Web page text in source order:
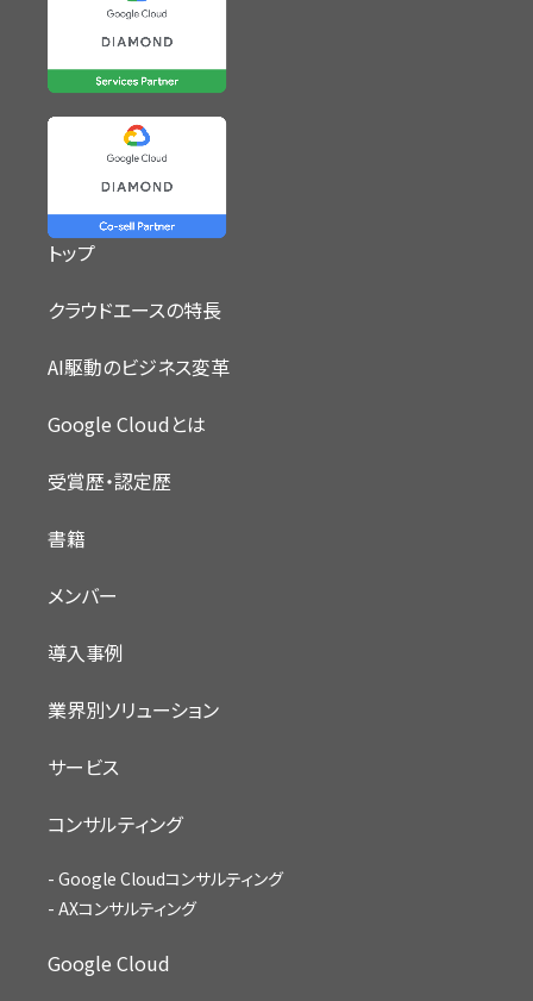
トップ
クラウドエースの特長
AI駆動のビジネス変革
Google Cloudとは
受賞歴・認定歴
書籍
メンバー
導入事例
業界別ソリューション
サービス
コンサルティング
Google Cloudコンサルティング
AXコンサルティング
Google Cloud